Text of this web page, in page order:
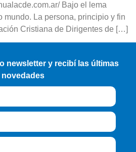
Bajo el lema
mundo. La persona, principio y fin
Cristiana de Dirigentes de […]
newsletter y recibí las últimas
novedades